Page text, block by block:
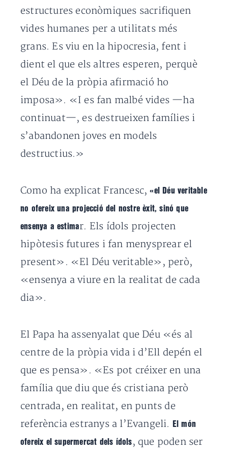
estructures econòmiques sacrifiquen
vides humanes per a utilitats més
grans. Es viu en la hipocresia, fent i
dient el que els altres esperen, perquè
el Déu de la pròpia afirmació ho
imposa». «I es fan malbé vides —ha
continuat—, es destrueixen famílies i
s’abandonen joves en models
destructius.»
Como ha explicat Francesc,«el Déu veritable
no ofereix una projecció del nostre èxit, sinó que
ensenya a estimar. Els ídols projecten
hipòtesis futures i fan menysprear el
present». «El Déu veritable», però,
«ensenya a viure en la realitat de cada
dia».
El Papa ha assenyalat que Déu «és al
centre de la pròpia vida i d’Ell depén el
que es pensa». «Es pot créixer en una
família que diu que és cristiana però
centrada, en realitat, en punts de
referència estranys a l’Evangeli.
El món
ofereix el supermercat dels ídols , que poden ser